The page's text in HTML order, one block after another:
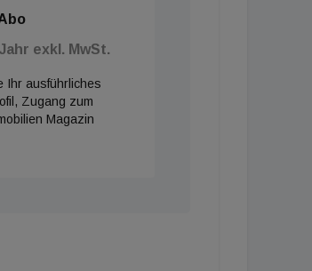
exkl. MwSt.
Ihr ausführliches
Zugang zum
Magazin